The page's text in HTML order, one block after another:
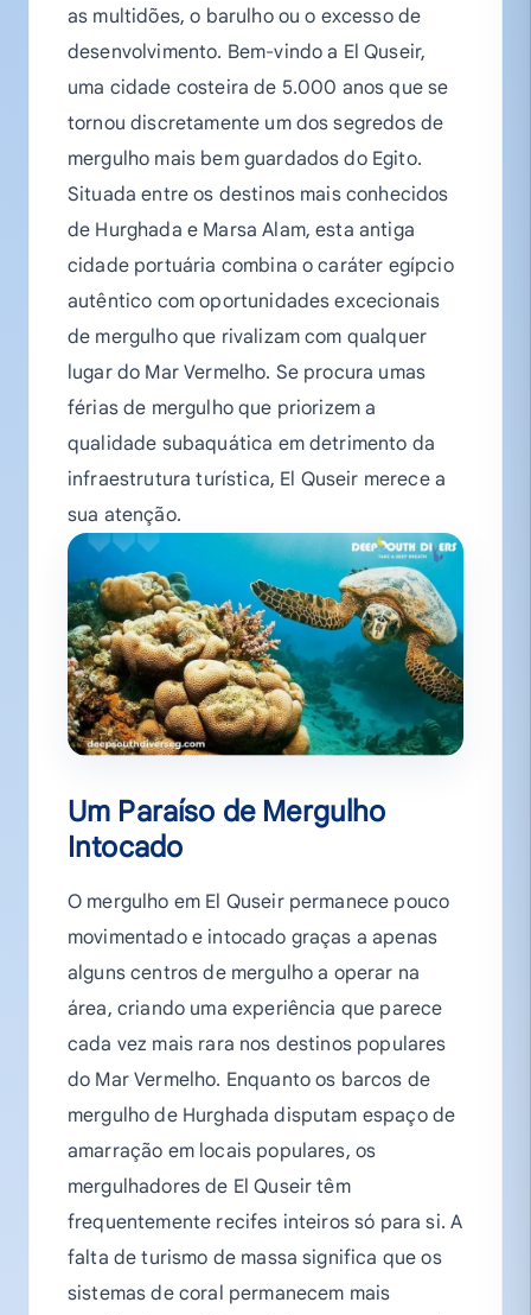
as multidões, o barulho ou o excesso de
desenvolvimento. Bem-vindo a El Quseir,
uma cidade costeira de 5.000 anos que se
tornou discretamente um dos segredos de
mergulho mais bem guardados do Egito.
Situada entre os destinos mais conhecidos
de Hurghada e Marsa Alam, esta antiga
cidade portuária combina o caráter egípcio
autêntico com oportunidades excecionais
de mergulho que rivalizam com qualquer
lugar do Mar Vermelho. Se procura umas
férias de mergulho que priorizem a
qualidade subaquática em detrimento da
infraestrutura turística, El Quseir merece a
sua atenção.
Um Paraíso de Mergulho
Intocado
O mergulho em El Quseir permanece pouco
movimentado e intocado graças a apenas
alguns centros de mergulho a operar na
área, criando uma experiência que parece
cada vez mais rara nos destinos populares
do Mar Vermelho. Enquanto os barcos de
mergulho de Hurghada disputam espaço de
amarração em locais populares, os
mergulhadores de El Quseir têm
frequentemente recifes inteiros só para si. A
falta de turismo de massa significa que os
sistemas de coral permanecem mais